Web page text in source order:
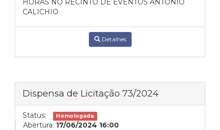
HORAS NO RECINTO DE EVENTOS ANTÔNIO
CALICHIO
Detalhes
Dispensa de Licitação 73/2024
Status: Homologada
Abertura: 17/06/2024 16:00